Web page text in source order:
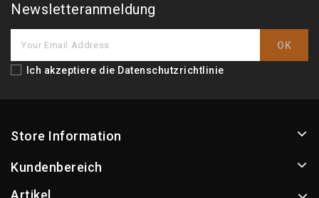
Newsletteranmeldung
Ich akzeptiere die Datenschutzrichtlinie
Store Information
Kundenbereich